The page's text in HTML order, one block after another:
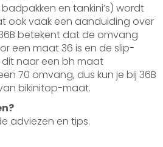
badpakken en tankini’s) wordt
ook vaak een aanduiding over
betekent dat de omvang
een maat 36 is en de slip-
dit naar een bh maat
70 omvang, dus kun je bij 36B
bikinitop-maat.
adviezen en tips.